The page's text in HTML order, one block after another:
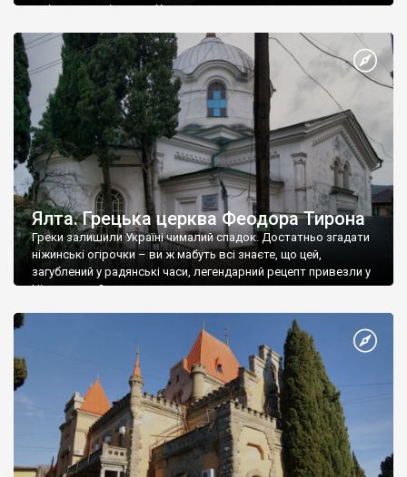
є відданими вірянами Христа
Ялта. Грецька церква Феодора Тирона
Греки залишили Україні чималий спадок. Достатньо згадати
ніжинські огірочки – ви ж мабуть всі знаєте, що цей,
загублений у радянські часи, легендарний рецепт привезли у
Ніжин греки?